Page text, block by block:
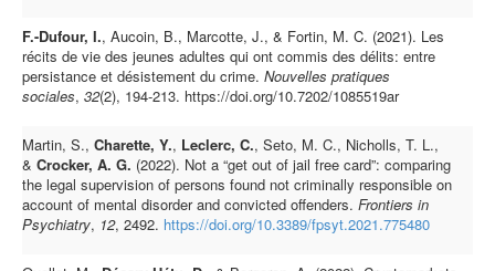
F.-Dufour, I., Aucoin, B., Marcotte, J., & Fortin, M. C. (2021). Les
récits de vie des jeunes adultes qui ont commis des délits: entre
persistance et désistement du crime. Nouvelles pratiques
sociales, 32(2), 194-213. https://doi.org/10.7202/1085519ar
Martin, S., Charette, Y., Leclerc, C., Seto, M. C., Nicholls, T. L.,
& Crocker, A. G. (2022). Not a “get out of jail free card”: comparing
the legal supervision of persons found not criminally responsible on
account of mental disorder and convicted offenders. Frontiers in
Psychiatry, 12, 2492. https://doi.org/10.3389/fpsyt.2021.775480